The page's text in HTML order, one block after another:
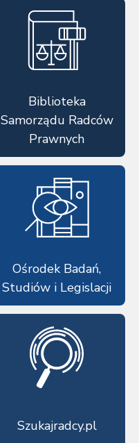
Biblioteka
Samorządu Radców
Prawnych
Ośrodek Badań,
Studiów i Legislacji
Szukajradcy.pl